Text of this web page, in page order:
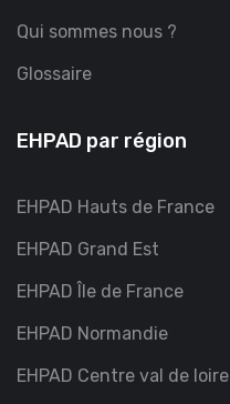
Qui sommes nous ?
Glossaire
EHPAD par région
EHPAD Hauts de France
EHPAD Grand Est
EHPAD Île de France
EHPAD Normandie
EHPAD Centre val de loire